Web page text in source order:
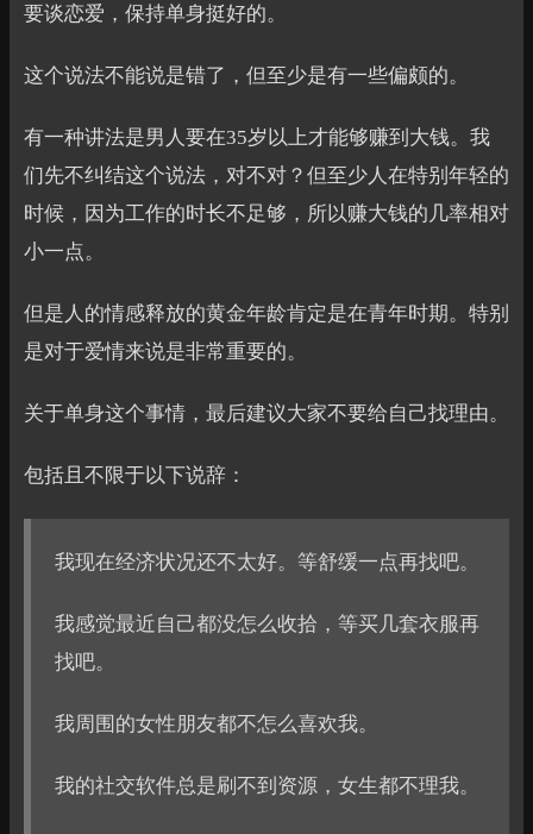
要谈恋爱，保持单身挺好的。
这个说法不能说是错了，但至少是有一些偏颇的。
有一种讲法是男人要在35岁以上才能够赚到大钱。我
们先不纠结这个说法，对不对？但至少人在特别年轻的
时候，因为工作的时长不足够，所以赚大钱的几率相对
小一点。
但是人的情感释放的黄金年龄肯定是在青年时期。特别
是对于爱情来说是非常重要的。
关于单身这个事情，最后建议大家不要给自己找理由。
包括且不限于以下说辞：
我现在经济状况还不太好。等舒缓一点再找吧。
我感觉最近自己都没怎么收拾，等买几套衣服再
找吧。
我周围的女性朋友都不怎么喜欢我。
我的社交软件总是刷不到资源，女生都不理我。